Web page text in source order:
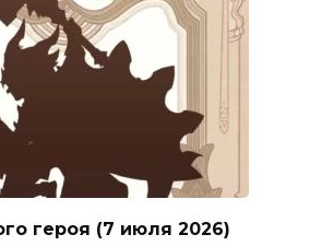
героя (7 июля 2026)